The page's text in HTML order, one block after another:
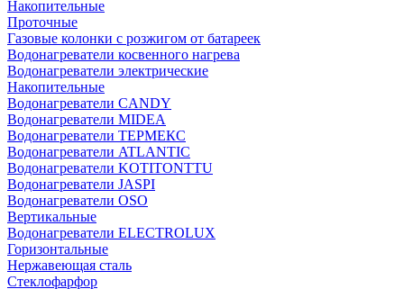
Накопительные
Проточные
Газовые колонки с розжигом от батареек
Водонагреватели косвенного нагрева
Водонагреватели электрические
Накопительные
Водонагреватели CANDY
Водонагреватели MIDEA
Водонагреватели ТЕРМЕКС
Водонагреватели ATLANTIC
Водонагреватели KOTITONTTU
Водонагреватели JASPI
Водонагреватели OSO
Вертикальные
Водонагреватели ELECTROLUX
Горизонтальные
Нержавеющая сталь
Стеклофарфор